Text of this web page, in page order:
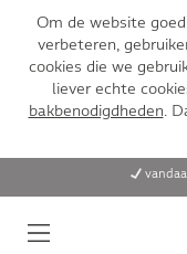
Om de website
verbeteren,
cookies die we
liever echte
bakbenodigdheden.